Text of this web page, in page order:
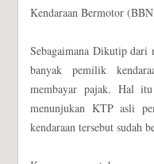
Kendaraan Bermotor
Sebagaimana Dikutip dari
banyak pemilik
membayar pajak. Hal
menunjukan KTP asli
kendaraan tersebut sudah